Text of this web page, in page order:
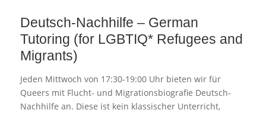
Deutsch-Nachhilfe – German
Tutoring (for LGBTIQ* Refugees and
Migrants)
Jeden Mittwoch von 17:30-19:00 Uhr bieten wir für
Queers mit Flucht- und Migrationsbiografie Deutsch-
Nachhilfe an. Diese ist kein klassischer Unterricht,